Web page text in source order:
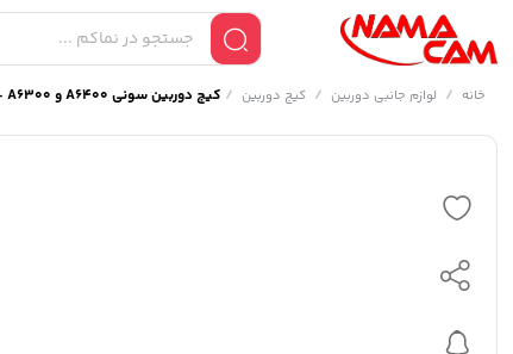
خانه / لوازم جانبی دوربین / کیج دوربین / کیج دوربین سونی A6400 و A6300 – پلوز